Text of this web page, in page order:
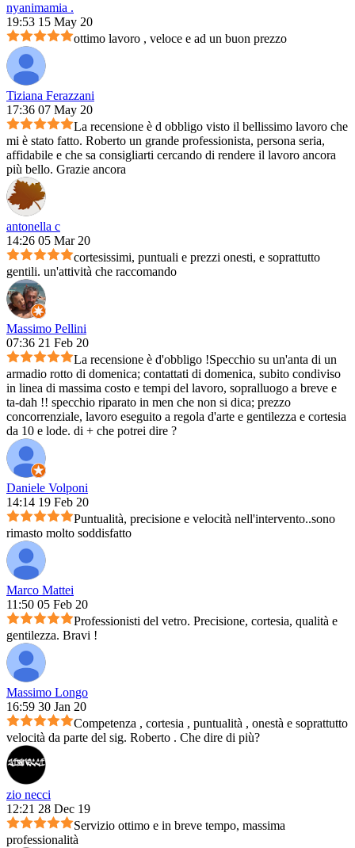
nyanimamia .
19:53 15 May 20
ottimo lavoro , veloce e ad un buon prezzo
Tiziana Ferazzani
17:36 07 May 20
La recensione è d obbligo visto il bellissimo lavoro che
mi è stato fatto. Roberto un grande professionista, persona seria,
affidabile e che sa consigliarti cercando di rendere il lavoro ancora
più bello. Grazie ancora
antonella c
14:26 05 Mar 20
cortesissimi, puntuali e prezzi onesti, e soprattutto
gentili. un'attività che raccomando
Massimo Pellini
07:36 21 Feb 20
La recensione è d'obbligo !Specchio su un'anta di un
armadio rotto di domenica; contattati di domenica, subito condiviso
in linea di massima costo e tempi del lavoro, sopralluogo a breve e
ta-dah !! specchio riparato in men che non si dica; prezzo
concorrenziale, lavoro eseguito a regola d'arte e gentilezza e cortesia
da 10 e lode. di + che potrei dire ?
Daniele Volponi
14:14 19 Feb 20
Puntualità, precisione e velocità nell'intervento..sono
rimasto molto soddisfatto
Marco Mattei
11:50 05 Feb 20
Professionisti del vetro. Precisione, cortesia, qualità e
gentilezza. Bravi !
Massimo Longo
16:59 30 Jan 20
Competenza , cortesia , puntualità , onestà e soprattutto
velocità da parte del sig. Roberto . Che dire di più?
zio necci
12:21 28 Dec 19
Servizio ottimo e in breve tempo, massima
professionalità